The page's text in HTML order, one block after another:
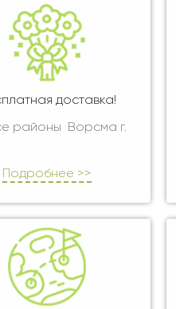
доставка!
районы Ворсма г.
Подробнее >>